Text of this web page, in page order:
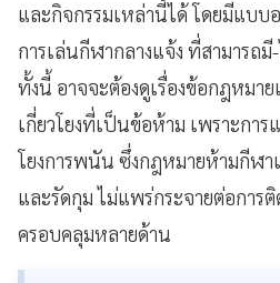
และกิจกรรมเหล่านี้ได้ โดยมีแบบ
การเล่นกีฬากลางแจ้ง ที่สามารถ
ทั้งนี้ อาจจะต้องดูเรื่องข้อกฎหมา
เกี่ยวโยงที่เป็นข้อห้าม เพราะกา
โยงการพนัน ซึ่งกฎหมายห้ามกีฬา
และรัดกุม ไม่แพร่กระจายต่อการ
ครอบคลุมหลายด้าน